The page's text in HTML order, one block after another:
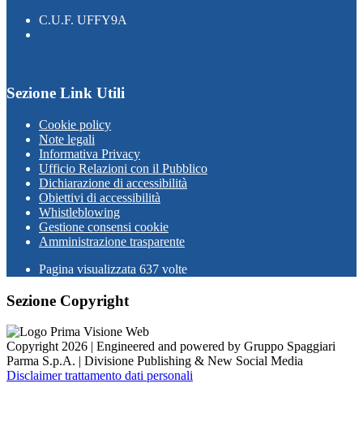
C.U.F. UFFY9A
Sezione Link Utili
Cookie policy
Note legali
Informativa Privacy
Ufficio Relazioni con il Pubblico
Dichiarazione di accessibilità
Obiettivi di accessibilità
Whistleblowing
Gestione consensi cookie
Amministrazione trasparente
Pagina visualizzata 637 volte
Sezione Copyright
Copyright 2026 | Engineered and powered by Gruppo Spaggiari
Parma S.p.A. | Divisione Publishing & New Social Media
Disclaimer trattamento dati personali